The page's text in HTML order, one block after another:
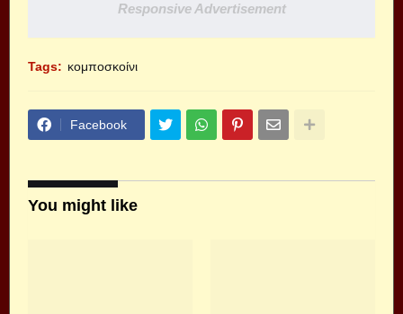
Responsive Advertisement
Tags: κομποσκοίνι
Facebook
You might like